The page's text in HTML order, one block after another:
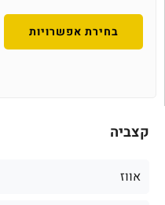
קצביה
אווז
בחירת אפשרויות